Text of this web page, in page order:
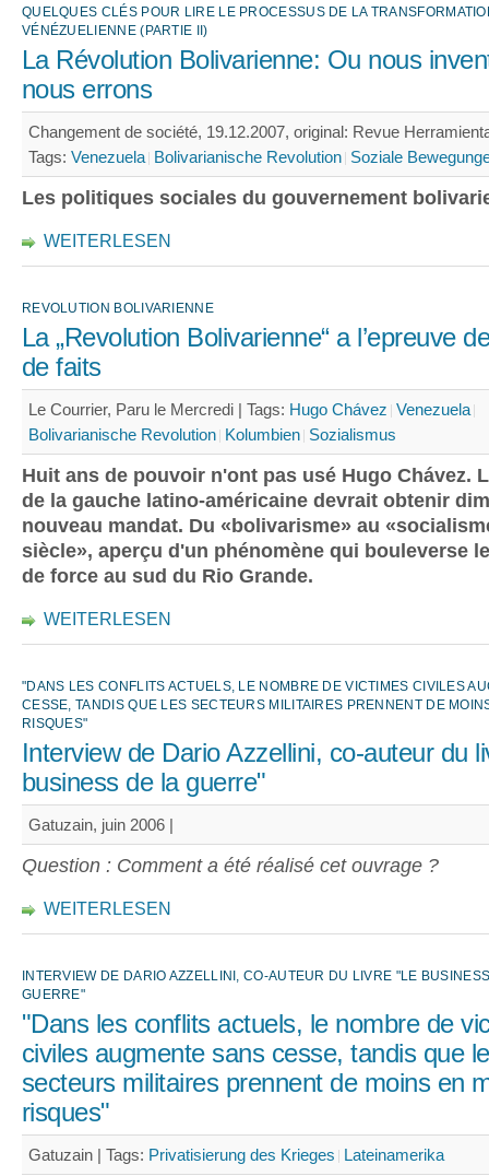
QUELQUES CLÉS POUR LIRE LE PROCESSUS DE LA
VÉNÉZUELIENNE (PARTIE II)
La Révolution Bolivarienne: Ou nous
nous errons
Changement de société, 19.12.2007, original: Revue
Tags: Venezuela Bolivarianische Revolution Soziale
Les politiques sociales du gouvernement
WEITERLESEN
REVOLUTION BOLIVARIENNE
La „Revolution Bolivarienne“ a l’epreuve
de faits
Le Courrier, Paru le Mercredi | Tags: Hugo Chávez Venezuela
Bolivarianische Revolution Kolumbien Sozialismus
Huit ans de pouvoir n'ont pas usé Hugo Chávez.
de la gauche latino-américaine devrait obtenir
nouveau mandat. Du «bolivarisme» au
siècle», aperçu d'un phénomène qui bouleverse
de force au sud du Rio Grande.
WEITERLESEN
"DANS LES CONFLITS ACTUELS, LE NOMBRE DE VICTIMES CIVILES
CESSE, TANDIS QUE LES SECTEURS MILITAIRES PRENNENT DE
RISQUES"
Interview de Dario Azzellini, co-auteur du
business de la guerre"
Gatuzain, juin 2006 |
Question : Comment a été réalisé cet ouvrage ?
WEITERLESEN
INTERVIEW DE DARIO AZZELLINI, CO-AUTEUR DU LIVRE "LE
GUERRE"
"Dans les conflits actuels, le nombre de
civiles augmente sans cesse, tandis que
secteurs militaires prennent de moins en
risques"
Gatuzain | Tags: Privatisierung des Krieges Lateinamerika